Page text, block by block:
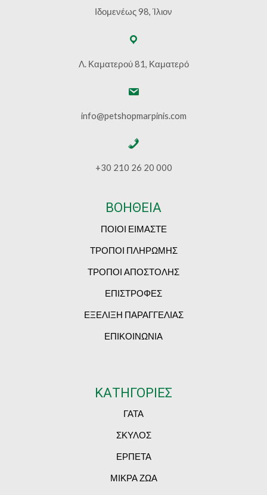
Ιδομενέως 98, Ίλιον
Λ. Καματερού 81, Καματερό
info@petshopmarpinis.com
+30 210 26 20 000
ΒΟΗΘΕΙΑ
ΠΟΙΟΙ ΕΙΜΑΣΤΕ
ΤΡΟΠΟΙ ΠΛΗΡΩΜΗΣ
ΤΡΟΠΟΙ ΑΠΟΣΤΟΛΗΣ
ΕΠΙΣΤΡΟΦΕΣ
ΕΞΕΛΙΞΗ ΠΑΡΑΓΓΕΛΙΑΣ
ΕΠΙΚΟΙΝΩΝΙΑ
ΚΑΤΗΓΟΡΙΕΣ
ΓΑΤΑ
ΣΚΥΛΟΣ
ΕΡΠΕΤΑ
ΜΙΚΡΑ ΖΩΑ